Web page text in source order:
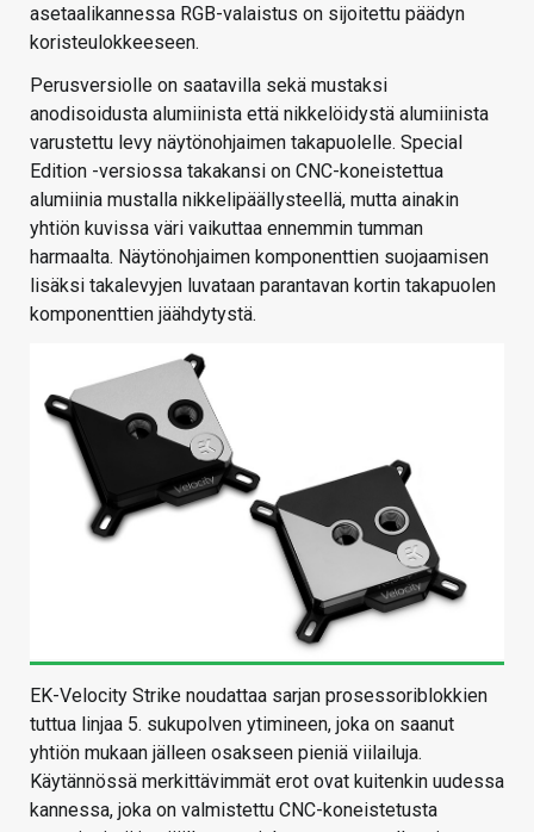
asetaalikannessa RGB-valaistus on sijoitettu päädyn
koristeulokkeeseen.
Perusversiolle on saatavilla sekä mustaksi
anodisoidusta alumiinista että nikkelöidystä alumiinista
varustettu levy näytönohjaimen takapuolelle. Special
Edition -versiossa takakansi on CNC-koneistettua
alumiinia mustalla nikkelipäällysteellä, mutta ainakin
yhtiön kuvissa väri vaikuttaa ennemmin tumman
harmaalta. Näytönohjaimen komponenttien suojaamisen
lisäksi takalevyjen luvataan parantavan kortin takapuolen
komponenttien jäähdytystä.
EK-Velocity Strike noudattaa sarjan prosessoriblokkien
tuttua linjaa 5. sukupolven ytimineen, joka on saanut
yhtiön mukaan jälleen osakseen pieniä viilailuja.
Käytännössä merkittävimmät erot ovat kuitenkin uudessa
kannessa, joka on valmistettu CNC-koneistetusta